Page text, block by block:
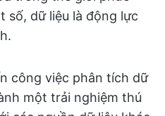
số, dữ liệu là động lực
công việc phân tích dữ
một trải nghiệm thú